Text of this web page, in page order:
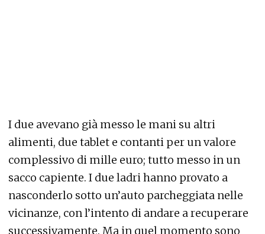
I due avevano già messo le mani su altri
alimenti, due tablet e contanti per un valore
complessivo di mille euro; tutto messo in un
sacco capiente. I due ladri hanno provato a
nasconderlo sotto un’auto parcheggiata nelle
vicinanze, con l’intento di andare a recuperare
successivamente. Ma in quel momento sono